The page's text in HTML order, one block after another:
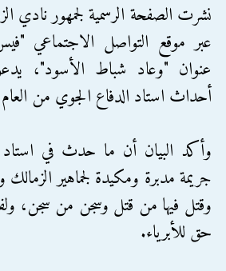
نشرت الصفحة الرسمية لجمهور نادي
عبر موقع التواصل الاجتماعي
عنوان "وعاد شباط الأسود"،
أحداث استاد الدفاع الجوي من
وأكد البيان أن ما حدث في
جريمة مدبرة ومكيدة لجماهير الزمالك
وقتل فيها من قتل وسجن من سجن،
حق للأبرياء.